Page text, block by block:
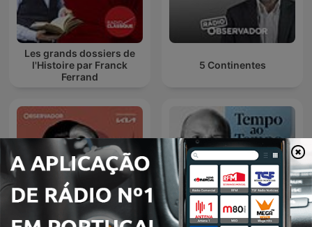
Les grands dossiers de
l'Histoire par Franck
Ferrand
5 Continentes